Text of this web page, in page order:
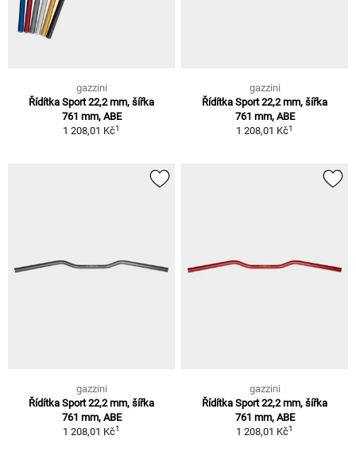
gazzini
Řídítka Sport 22,2 mm, šířka
761 mm, ABE
1 208,01 Kč1
gazzini
Řídítka Sport 22,2 mm, šířka
761 mm, ABE
1 208,01 Kč1
gazzini
Řídítka Sport 22,2 mm, šířka
761 mm, ABE
1 208,01 Kč1
gazzini
Řídítka Sport 22,2 mm, šířka
761 mm, ABE
1 208,01 Kč1